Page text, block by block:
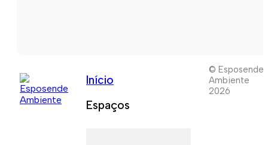
Início
Espaços
© Esposende
Ambiente
2026